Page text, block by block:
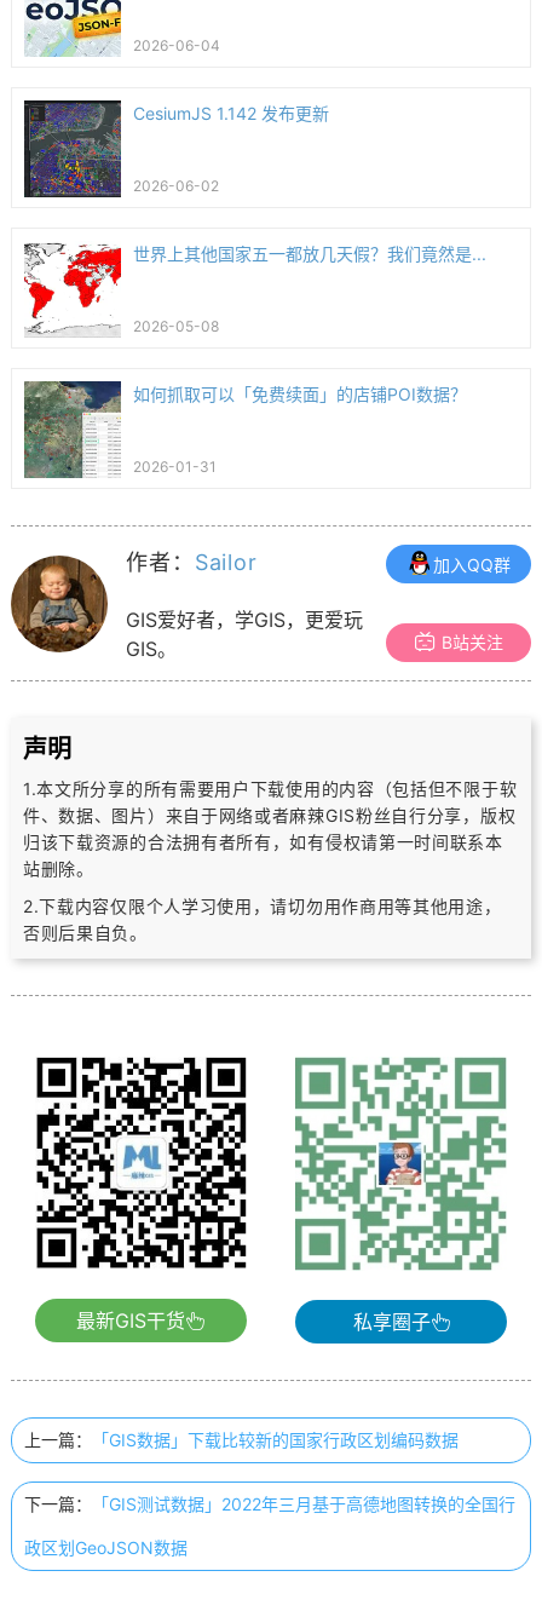
2026-06-04
CesiumJS 1.142 发布更新
2026-06-02
世界上其他国家五一都放几天假？我们竟然是...
2026-05-08
如何抓取可以「免费续面」的店铺POI数据？
2026-01-31
作者： Sailor
GIS爱好者，学GIS，更爱玩
GIS。
加入QQ群
B站关注
声明
1.本文所分享的所有需要用户下载使用的内容（包括但不限于软
件、数据、图片） 来自于网络或者麻辣GIS粉丝自行分享，版权
归该下载资源的合法拥有者所有，如有侵权请第一时间联系本
站删除。
2.下载内容仅限个人学习使用，请切勿用作商用等其他用途，
否则后果自负。
最新GIS干货 私享圈子
上一篇： 「GIS数据」下载比较新的国家行政区划编码数据
下一篇： 「GIS测试数据」2022年三月基于高德地图转换的全国行
政区划GeoJSON数据